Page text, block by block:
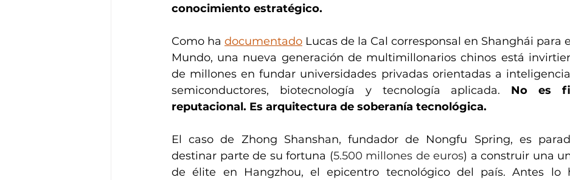
conocimiento estratégico.
Como ha documentado Lucas de la Cal corresponsal en Shanghái para
Mundo, una nueva generación de multimillonarios chinos está
de millones en fundar universidades privadas orientadas a
semiconductores, biotecnología y tecnología aplicada. No es
reputacional. Es arquitectura de soberanía tecnológica.
El caso de Zhong Shanshan, fundador de Nongfu Spring, es
destinar parte de su fortuna (5.500 millones de euros) a construir una
de élite en Hangzhou, el epicentro tecnológico del país. Antes lo